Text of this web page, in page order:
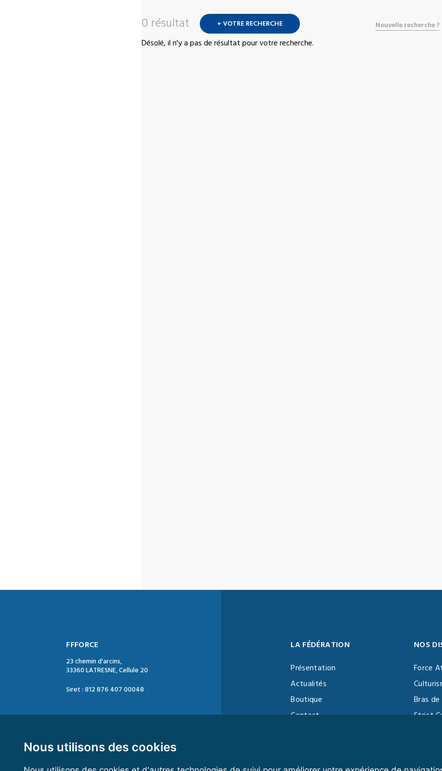
Nous utilisons des cookies
0 résultat + VOTRE RECHERCHE Nouvelle recherche ?
Désolé, il n'y a pas de résultat pour votre recherche.
FFFORCE
23 chemin d'arcins,
33360 LATRESNE, Cellule 20
Siret : 812 876 407 00048
Mail : contact@ffforce.fr
LA FÉDÉRATION
Présentation
Actualités
Boutique
Contact
NOS
Force
Bras
Strict